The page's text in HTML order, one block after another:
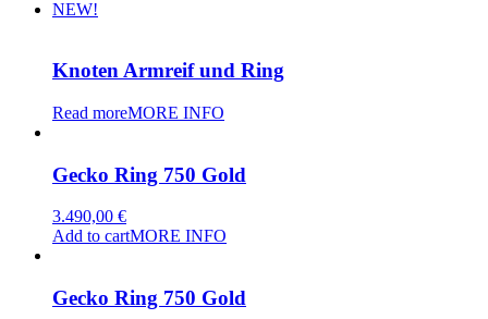
NEW!
Knoten Armreif und Ring
Read moreMORE INFO
Gecko Ring 750 Gold
3.490,00 €
Add to cartMORE INFO
Gecko Ring 750 Gold